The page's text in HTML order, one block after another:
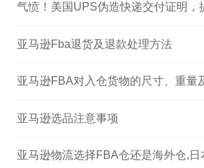
气愤！美国UPS伪造快递交付证明，
亚马逊Fba退货及退款处理方法
亚马逊FBA对入仓货物的尺寸、重量
亚马逊选品注意事项